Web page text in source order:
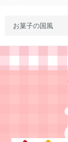
お菓子の国風